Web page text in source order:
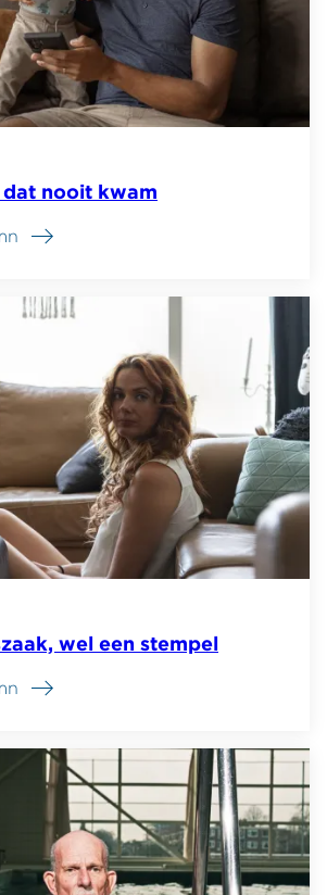
dat nooit kwam
wel een stempel